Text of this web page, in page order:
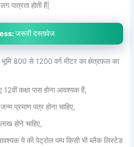
पात्रता होती हैं|
जरूरी दस्तावेज
800 से 1200 वर्ग मीटर का क्षेत्रफल का
12वीं कक्षा पास होना आवश्यक हैं,
प्रमाण पत्र होना चाहिए,
होने चाहिए,
ये की पेट्रोल पम्प किसी भी ब्लैक लिस्टेड